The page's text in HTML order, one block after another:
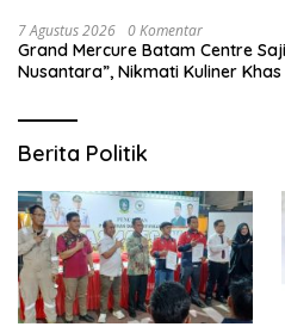
7 Agustus 2026 0 Komentar
Grand Mercure Batam Centre
Nusantara”, Nikmati Kuliner
Berita Politik